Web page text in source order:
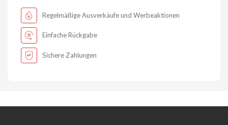
Regelmäßige Ausverkäufe und Werbeaktionen
Einfache Rückgabe
Sichere Zahlungen